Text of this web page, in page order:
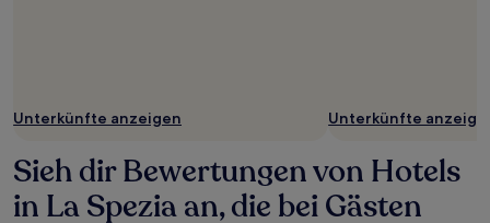
Unterkünfte anzeigen Unterkünfte
Sieh dir Bewertungen von Hotels
in La Spezia an, die bei Gästen